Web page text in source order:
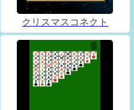
クリスマスコネクト